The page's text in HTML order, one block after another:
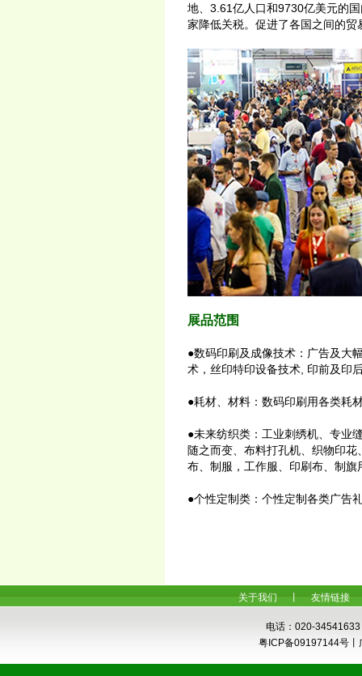
地、3.61亿人口和9730亿美元的
家降低关税。促进了各国之间的
展品范围
●数码印刷及成像技术：广告及大
术，丝印特印设备技术, 印前及印
●耗材、材料：数码印刷用各类耗
●未来纺织类：工业刺绣机、专业
随之而变、布料打孔机、织物印
布、制服，工作服、印刷布、制旗
●个性定制类：个性定制各类广告
关于我们 友情链接
电话：020-
粤ICP备09197144号